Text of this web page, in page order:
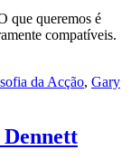
que queremos é
compatíveis.
da Acção, Gary
Dennett